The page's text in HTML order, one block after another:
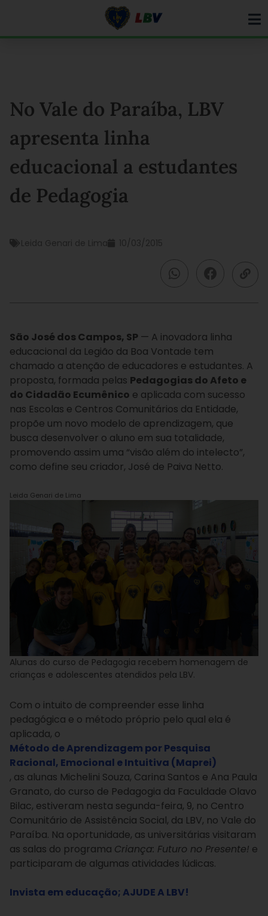
No Vale do Paraíba, LBV
apresenta linha
educacional a estudantes
de Pedagogia
Leida Genari de Lima 10/03/2015
São José dos Campos, SP — A inovadora linha
educacional da Legião da Boa Vontade tem
chamado a atenção de educadores e estudantes. A
proposta, formada pelas Pedagogias do Afeto e
do Cidadão Ecumênico e aplicada com sucesso
nas Escolas e Centros Comunitários da Entidade,
propõe um novo modelo de aprendizagem, que
busca desenvolver o aluno em sua totalidade,
promovendo assim uma “visão além do intelecto”,
como define seu criador, José de Paiva Netto.
Leida Genari de Lima
Alunas do curso de Pedagogia recebem homenagem de
crianças e adolescentes atendidos pela LBV.
Com o intuito de compreender esse linha
pedagógica e o método próprio pelo qual ela é
aplicada, o
Método de Aprendizagem por Pesquisa
Racional, Emocional e Intuitiva (Maprei)
, as alunas Michelini Souza, Carina Santos e Ana Paula
Granato, do curso de Pedagogia da Faculdade Olavo
Bilac, estiveram nesta segunda-feira, 9, no Centro
Comunitário de Assistência Social, da LBV, no Vale do
Paraíba. Na oportunidade, as universitárias visitaram
as salas do programa Criança: Futuro no Presente! e
participaram de algumas atividades lúdicas.
Invista em educação; AJUDE A LBV!